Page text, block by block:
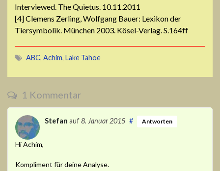
Interviewed. The Quietus. 10.11.2011
[4] Clemens Zerling, Wolfgang Bauer: Lexikon der
Tiersymbolik. München 2003. Kösel-Verlag. S.164ff
ABC, Achim, Lake Tahoe
1 Kommentar
Stefan auf8. Januar 2015 # Antworten
Hi Achim,
Kompliment für deine Analyse.